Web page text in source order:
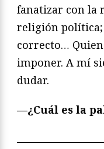
fanatizar con la
religión política;
correcto…
imponer. A mí
dudar.
—¿Cuál es la